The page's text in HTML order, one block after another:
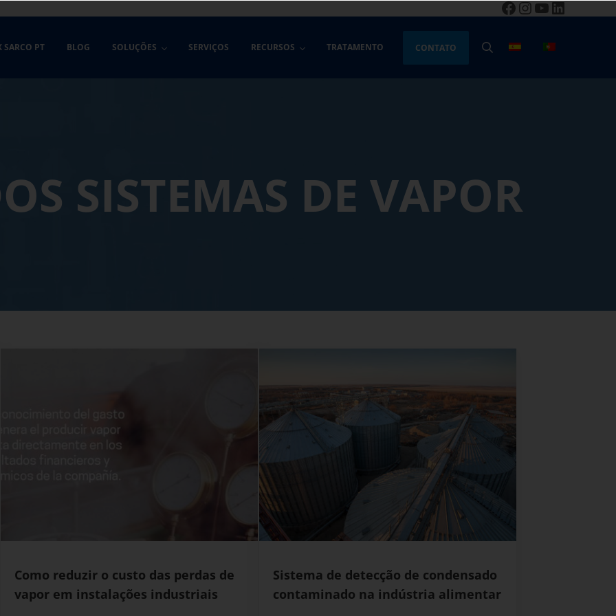
Facebook
Instagram
YouTube
LinkedIn
SARCO PT BLOG SOLUÇÕES SERVIÇOS RECURSOS TRATAMENTO CONTATO PESQUISA
SISTEMAS DE VAPOR
Como reduzir o custo das perdas de
vapor em instalações industriais
Sistema de detecção de condensado
contaminado na indústria alimentar